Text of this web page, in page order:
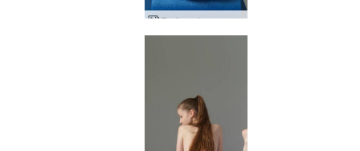
Emily extreme гол фитнес